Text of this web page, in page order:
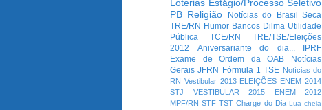
Loterias Estágio/Processo Seletivo
PB Religião Notícias do Brasil
Seca
TRE/RN Humor Bancos Dilma Utilidade
Pública
TCE/RN
TRE/TSE/Eleições
2012
Aniversariante do dia...
IPRF
Exame de Ordem da OAB
Notícias
Gerais JFRN Fórmula 1 TSE Notícias do
RN Vestibular 2013 ELEIÇÕES ENEM 2014
STJ
VESTIBULAR 2015
ENEM 2012
MPF/RN STF TST Charge do Dia Lua cheia